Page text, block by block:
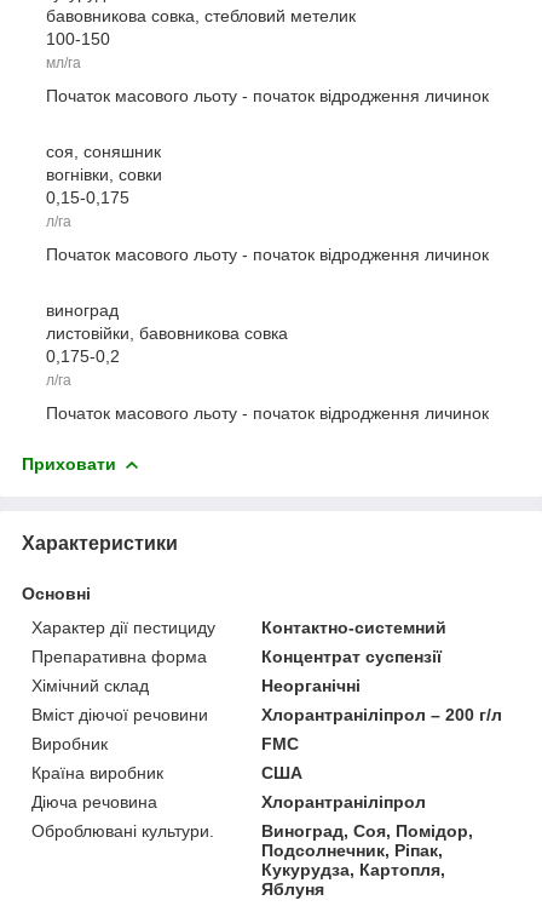
бавовникова совка, стебловий метелик
100-150
мл/га
Початок масового льоту - початок відродження личинок
соя, соняшник
вогнівки, совки
0,15-0,175
л/га
Початок масового льоту - початок відродження личинок
виноград
листовійки, бавовникова совка
0,175-0,2
л/га
Початок масового льоту - початок відродження личинок
Приховати
Характеристики
Основні
Характер дії пестициду
Контактно-системний
Препаративна форма
Концентрат суспензії
Хімічний склад
Неорганічні
Вміст діючої речовини
Хлорантраніліпрол – 200 г/л
Виробник
FMC
Країна виробник
США
Діюча речовина
Хлорантраніліпрол
Оброблювані культури.
Виноград, Соя, Помідор,
Подсолнечник, Ріпак,
Кукурудза, Картопля,
Яблуня